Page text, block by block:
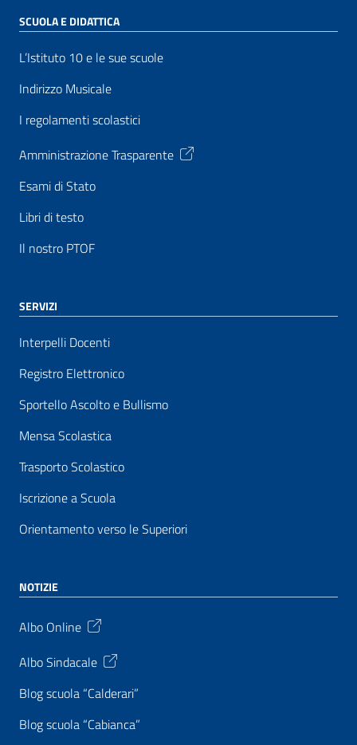
SCUOLA E DIDATTICA
L’Istituto 10 e le sue scuole
Indirizzo Musicale
I regolamenti scolastici
Amministrazione Trasparente
Esami di Stato
Libri di testo
Il nostro PTOF
SERVIZI
Interpelli Docenti
Registro Elettronico
Sportello Ascolto e Bullismo
Mensa Scolastica
Trasporto Scolastico
Iscrizione a Scuola
Orientamento verso le Superiori
NOTIZIE
Albo Online
Albo Sindacale
Blog scuola “Calderari”
Blog scuola “Cabianca”